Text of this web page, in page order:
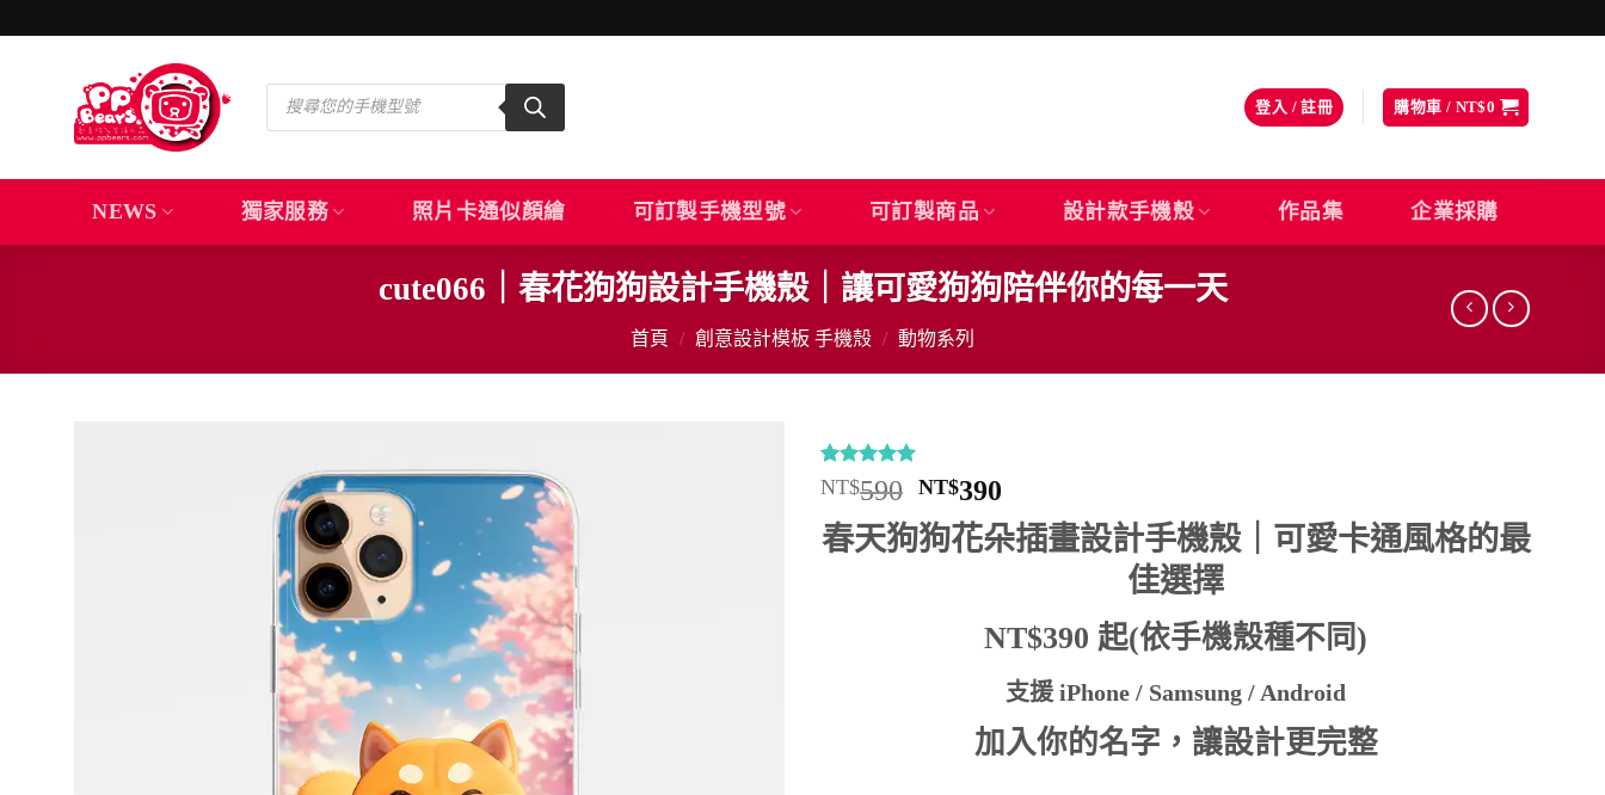
Products
search
登入 / 註冊 購物車 / NT$0
NEWS 獨家服務 照片卡通似顏繪 可訂製手機型號 可訂製商品 設計款手機殼 作品集 企業採購
cute066｜春花狗狗設計手機殼｜讓可愛狗狗陪伴你的每一天
首頁 / 創意設計模板 手機殼 / 動物系列
評分5/
5，已有
12
位
顧客進行評
分
NT$590 原
始
價
NT$390
前
價
春天狗狗花朵插畫設計手機殼｜可愛卡通風格的最
佳選擇
NT$390 起(依手機殼種不同)
支援 iPhone / Samsung / Android
加入你的名字，讓設計更完整